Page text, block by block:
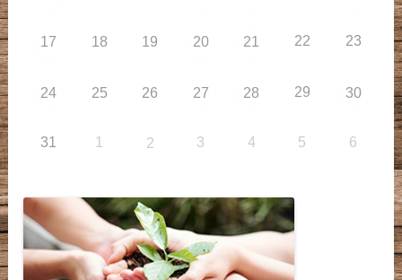
17 18 19 20 21 22 23
24 25 26 27 28 29 30
31 1 2 3 4 5 6